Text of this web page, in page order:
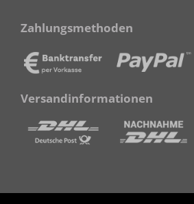
Zahlungsmethoden
Versandinformationen